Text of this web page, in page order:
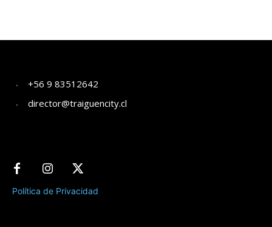
+56 9 83512642
director@traiguencity.cl
Política de Privacidad